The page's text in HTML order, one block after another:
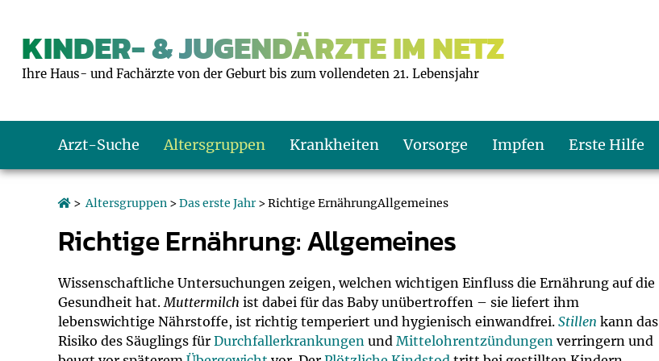
KINDER- & JUGENDÄRZTE IM NETZ
Ihre Haus- und Fachärzte von der Geburt bis zum vollendeten 21. Lebensjahr
Arzt-Suche Altersgruppen
Kleinkinder
Schulkinder
Jugendliche
Krankheiten Vorsorge
Kleinkind: U7 bis U9
Schulkind: U10 bis U11
Teenager: J1 bis J2
Impfen
Impfen: Wann und wie oft?
Was muss man beachten?
Impfreaktionen
Erste Hilfe
Giftnotruf
Hausapotheke
Sofortmaßnahmen
Sozialpädiatrie
Gesundheitsämter
Link-Tipps
Körpergrößen-Rechner
Blutdruckrechner
Wachstum-Rechner
>Altersgruppen >Das erste Jahr> Richtige ErnährungAllgemeines
Richtige Ernährung: Allgemeines
Wissenschaftliche Untersuchungen zeigen, welchen wichtigen Einfluss die Ernährung auf die
Gesundheit hat.Muttermilch ist dabei für das Baby unübertroffen – sie liefert ihm
lebenswichtige Nährstoffe, ist richtig temperiert und hygienisch einwandfrei. Stillen kann das
Risiko des Säuglings für Durchfallerkrankungen und Mittelohrentzündungen verringern und